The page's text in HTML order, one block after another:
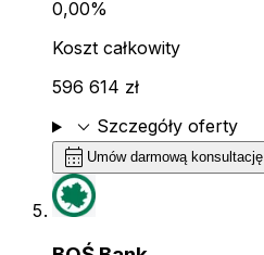
0,00%
Koszt całkowity
596 614 zł
expand_more Szczegóły oferty
calendar_month Umów darmową konsultację